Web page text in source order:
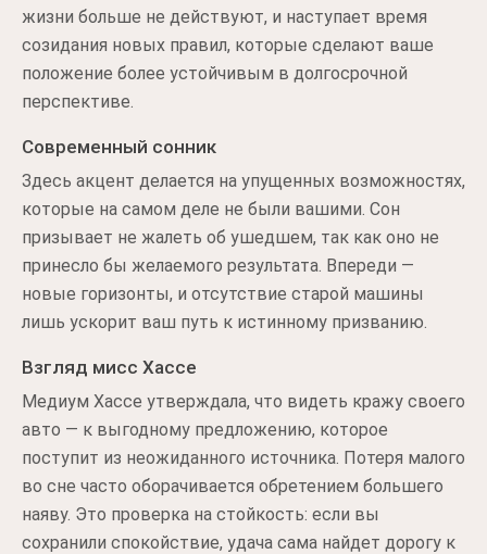
жизни больше не действуют, и наступает время
созидания новых правил, которые сделают ваше
положение более устойчивым в долгосрочной
перспективе.
Современный сонник
Здесь акцент делается на упущенных возможностях,
которые на самом деле не были вашими. Сон
призывает не жалеть об ушедшем, так как оно не
принесло бы желаемого результата. Впереди —
новые горизонты, и отсутствие старой машины
лишь ускорит ваш путь к истинному призванию.
Взгляд мисс Хассе
Медиум Хассе утверждала, что видеть кражу своего
авто — к выгодному предложению, которое
поступит из неожиданного источника. Потеря малого
во сне часто оборачивается обретением большего
наяву. Это проверка на стойкость: если вы
сохранили спокойствие, удача сама найдет дорогу к